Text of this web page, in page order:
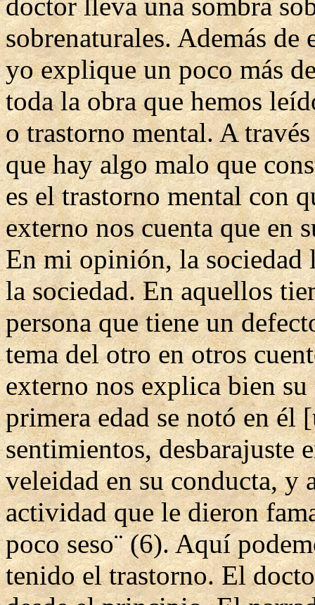
sobrenaturales. Además de
yo explique un poco más
toda la obra que hemos
o trastorno mental. A
que hay algo malo que
es el trastorno mental con
externo nos cuenta que en
En mi opinión, la sociedad
la sociedad. En aquellos
persona que tiene un
tema del otro en otros
externo nos explica bien
primera edad se notó en él
sentimientos, desbarajuste
veleidad en su conducta, y
actividad que le dieron
poco seso¨ (6). Aquí
tenido el trastorno. El